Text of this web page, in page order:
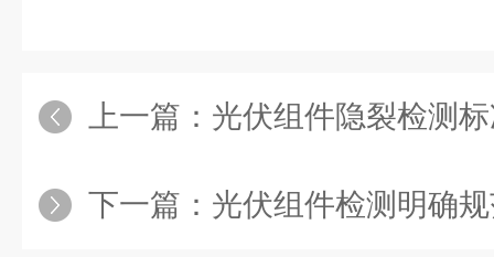
上一篇： 光伏组件隐裂检测
下一篇： 光伏组件检测明确